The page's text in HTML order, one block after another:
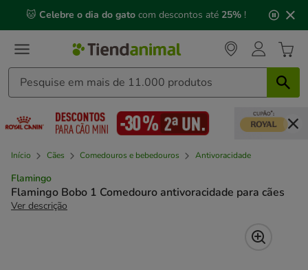
mensagem,
🐱 Celebre o dia do gato com descontos até 25% !
Início Cães Comedouros e bebedouros Antivoracidade
Flamingo
Flamingo Bobo 1 Comedouro antivoracidade para cães
Ver descrição